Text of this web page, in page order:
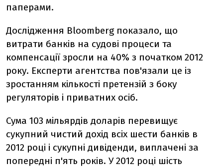
паперами.
Дослідження Bloomberg показало, що
витрати банків на судові процеси та
компенсації зросли на 40% з початком 2012
року. Експерти агентства пов'язали це із
зростанням кількості претензій з боку
регуляторів і приватних осіб.
Сума 103 мільярдів доларів перевищує
сукупний чистий дохід всіх шести банків в
2012 році і сукупні дивіденди, виплачені за
попередні п'ять років. У 2012 році шість